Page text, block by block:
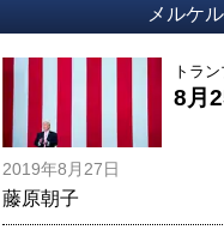
メルケ
トラ
8月
2019年8月27日
藤原朝子